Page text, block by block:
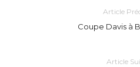
Article
Coupe Davis à
Article